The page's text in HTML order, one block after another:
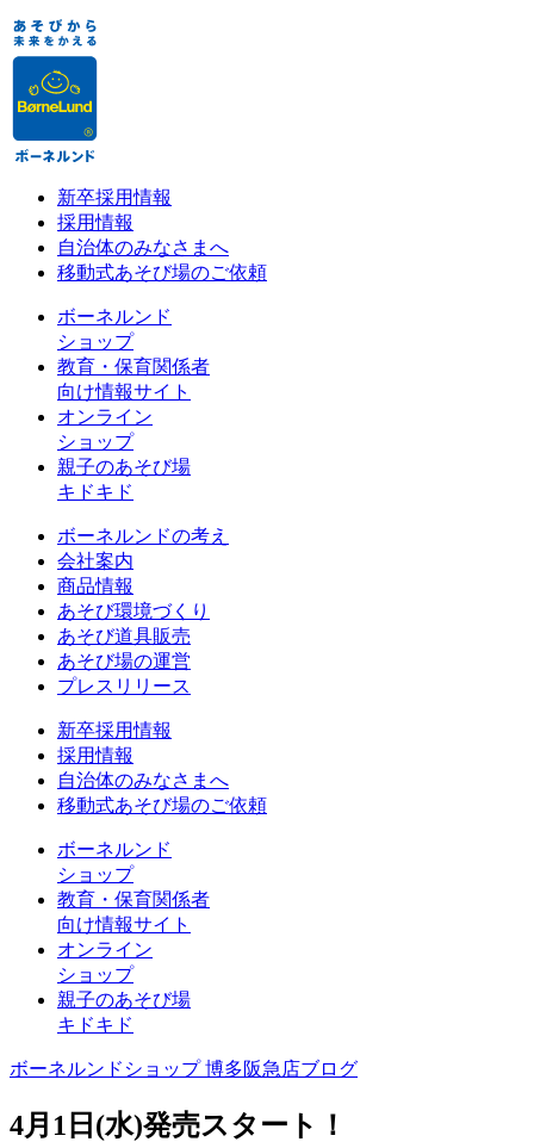
新卒採用情報
採用情報
自治体のみなさまへ
移動式あそび場のご依頼
ボーネルンド
ショップ
教育・保育関係者
向け情報サイト
オンライン
ショップ
親子のあそび場
キドキド
ボーネルンドの考え
会社案内
商品情報
あそび環境づくり
あそび道具販売
あそび場の運営
プレスリリース
新卒採用情報
採用情報
自治体のみなさまへ
移動式あそび場のご依頼
ボーネルンド
ショップ
教育・保育関係者
向け情報サイト
オンライン
ショップ
親子のあそび場
キドキド
ボーネルンドショップ 博多阪急店ブログ
4月1日(水)発売スタート！